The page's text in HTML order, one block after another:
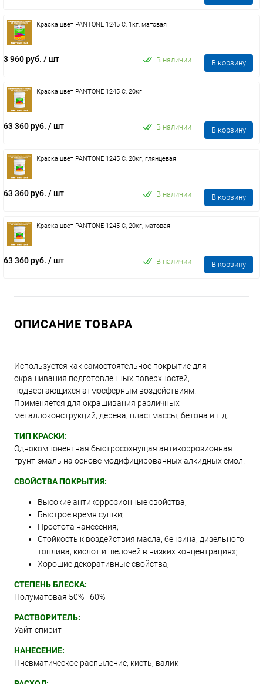
Краска цвет PANTONE 1245 C, 1кг, матовая
3 960 руб. / шт В наличии В корзину
Краска цвет PANTONE 1245 C, 20кг
63 360 руб. / шт В наличии В корзину
Краска цвет PANTONE 1245 C, 20кг, глянцевая
63 360 руб. / шт В наличии В корзину
Краска цвет PANTONE 1245 C, 20кг, матовая
63 360 руб. / шт В наличии В корзину
ОПИСАНИЕ ТОВАРА
Используется как самостоятельное покрытие для
окрашивания подготовленных поверхностей,
подвергающихся атмосферным воздействиям.
Применяется для окрашивания различных
металлоконструкций, дерева, пластмассы, бетона и т.д.
ТИП КРАСКИ:
Однокомпонентная быстросохнущая антикоррозионная
грунт-эмаль на основе модифицированных алкидных смол.
СВОЙСТВА ПОКРЫТИЯ:
Высокие антикоррозионные свойства;
Быстрое время сушки;
Простота нанесения;
Стойкость к воздействия масла, бензина, дизельного
топлива, кислот и щелочей в низких концентрациях;
Хорошие декоративные свойства;
СТЕПЕНЬ БЛЕСКА:
Полуматовая 50% - 60%
РАСТВОРИТЕЛЬ:
Уайт-спирит
НАНЕСЕНИЕ:
Пневматическое распыление, кисть, валик